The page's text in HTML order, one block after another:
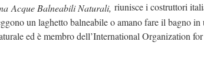
Acque Balneabili Naturali, riunisce i costruttori
un laghetto balneabile o amano fare il bagno in
ed è membro dell’International Organization